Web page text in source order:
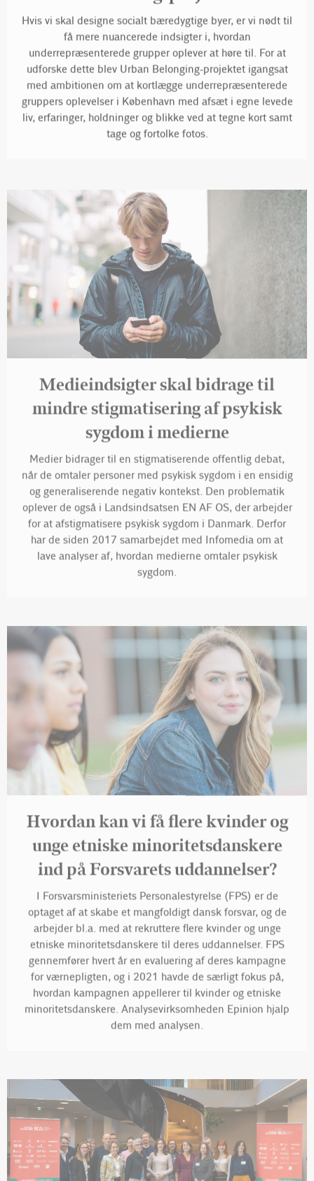
Hvis vi skal designe socialt bæredygtige byer, er vi nødt til
få mere nuancerede indsigter i, hvordan
underrepræsenterede grupper oplever at høre til. For at
udforske dette blev Urban Belonging-projektet igangsat
med ambitionen om at kortlægge underrepræsenterede
gruppers oplevelser i København med afsæt i egne levede
liv, erfaringer, holdninger og blikke ved at tegne kort samt
tage og fortolke fotos.
mindre stigmatisering af psykisk
sygdom i medierne
Medier bidrager til en stigmatiserende offentlig debat,
når de omtaler personer med psykisk sygdom i en ensidig
og generaliserende negativ kontekst. Den problematik
oplever de også i Landsindsatsen EN AF OS, der arbejder
for at afstigmatisere psykisk sygdom i Danmark. Derfor
har de siden 2017 samarbejdet med Infomedia om at
lave analyser af, hvordan medierne omtaler psykisk
sygdom.
unge etniske minoritetsdanskere
ind på Forsvarets uddannelser?
I Forsvarsministeriets Personalestyrelse (FPS) er de
optaget af at skabe et mangfoldigt dansk forsvar, og de
arbejder bl.a. med at rekruttere flere kvinder og unge
etniske minoritetsdanskere til deres uddannelser. FPS
gennemfører hvert år en evaluering af deres kampagne
for værnepligten, og i 2021 havde de særligt fokus på,
hvordan kampagnen appellerer til kvinder og etniske
minoritetsdanskere. Analysevirksomheden Epinion hjalp
dem med analysen.